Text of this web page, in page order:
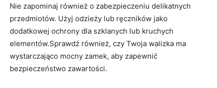
Nie zapominaj również o zabezpieczeniu delikatnych
przedmiotów. Użyj‌ odzieży lub ‌ręczników⁢ jako
dodatkowej ochrony dla ⁢szklanych ⁢lub kruchych
elementów.Sprawdź⁤ również, czy ‍Twoja walizka ma
wystarczająco mocny‌ zamek, ⁢aby zapewnić
bezpieczeństwo zawartości.